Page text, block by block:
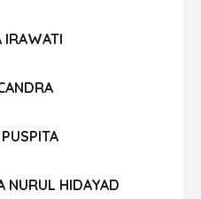
IRAWATI
NURUL HIDAYAD